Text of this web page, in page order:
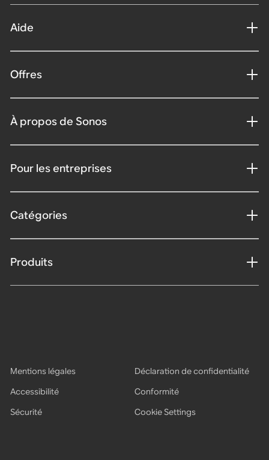
Aide
Offres
À propos de Sonos
Pour les entreprises
Catégories
Produits
Mentions légales
Déclaration de confidentialité
Accessibilité
Conformité
Sécurité
Cookie Settings